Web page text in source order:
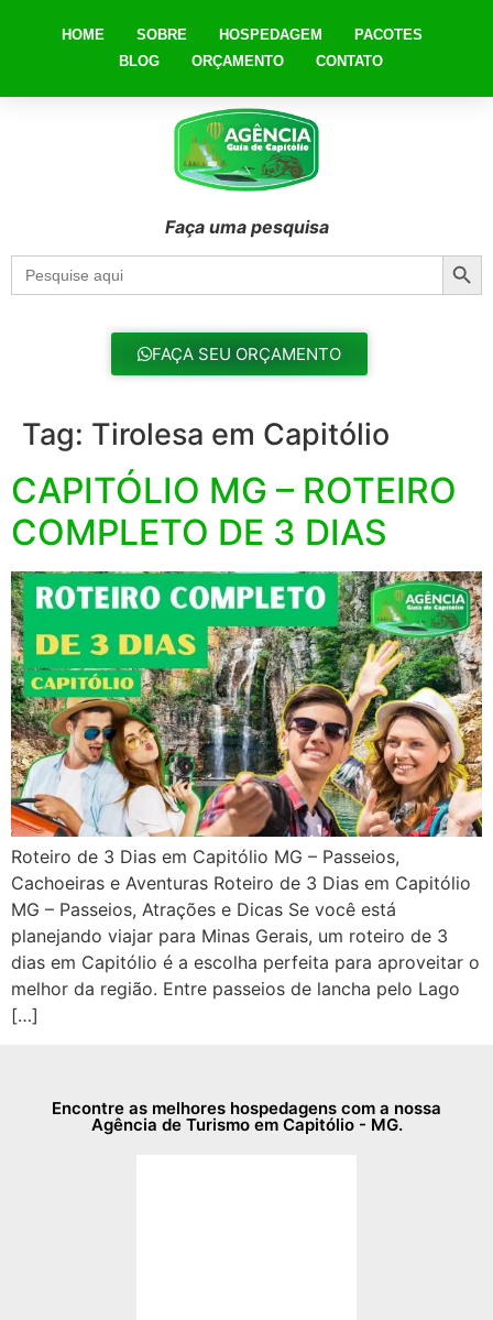
HOME SOBRE HOSPEDAGEM
PACOTES
BLOG
ORÇAMENTO CONTATO
Faça uma pesquisa
Search
for:
FAÇA SEU ORÇAMENTO
Tag: Tirolesa em Capitólio
CAPITÓLIO MG – ROTEIRO
COMPLETO DE 3 DIAS
Roteiro de 3 Dias em Capitólio MG – Passeios,
Cachoeiras e Aventuras Roteiro de 3 Dias em Capitólio
MG – Passeios, Atrações e Dicas Se você está
planejando viajar para Minas Gerais, um roteiro de 3
dias em Capitólio é a escolha perfeita para aproveitar o
melhor da região. Entre passeios de lancha pelo Lago
[…]
Encontre as melhores hospedagens com a nossa
Agência de Turismo em Capitólio - MG.